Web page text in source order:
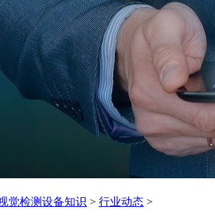
觉检测设备知识 > 行业动态 >